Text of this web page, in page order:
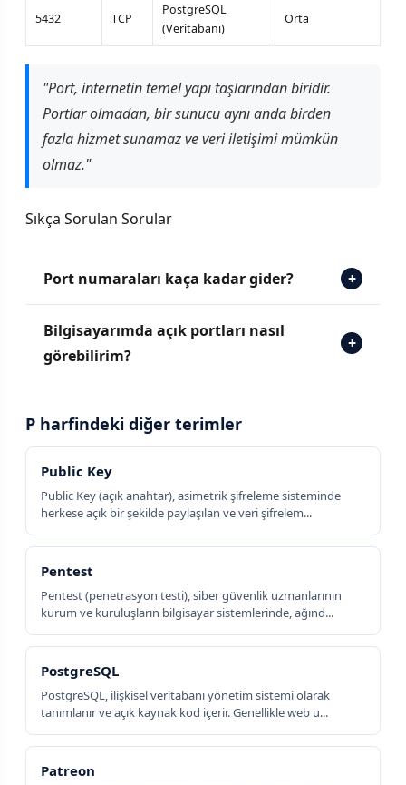
5432 TCP
PostgreSQL
(Veritabanı)
Orta
"Port, internetin temel yapı taşlarından biridir.
Portlar olmadan, bir sunucu aynı anda birden
fazla hizmet sunamaz ve veri iletişimi mümkün
olmaz."
Sıkça Sorulan Sorular
Port numaraları kaça kadar gider? +
Bilgisayarımda açık portları nasıl
görebilirim?
+
P harfindeki diğer terimler
Public Key
Public Key (açık anahtar), asimetrik şifreleme sisteminde
herkese açık bir şekilde paylaşılan ve veri şifrelem...
Pentest
Pentest (penetrasyon testi), siber güvenlik uzmanlarının
kurum ve kuruluşların bilgisayar sistemlerinde, ağınd...
PostgreSQL
PostgreSQL, ilişkisel veritabanı yönetim sistemi olarak
tanımlanır ve açık kaynak kod içerir. Genellikle web u...
Patreon